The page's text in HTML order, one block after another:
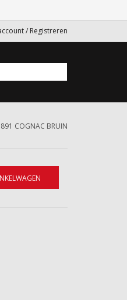
/ Registreren
COGNAC BRUIN